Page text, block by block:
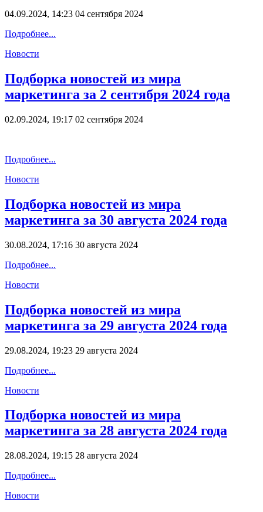
04.09.2024, 14:23 04 сентября 2024
Подробнее...
Новости
Подборка новостей из мира
маркетинга за 2 сентября 2024 года
02.09.2024, 19:17 02 сентября 2024
Подробнее...
Новости
Подборка новостей из мира
маркетинга за 30 августа 2024 года
30.08.2024, 17:16 30 августа 2024
Подробнее...
Новости
Подборка новостей из мира
маркетинга за 29 августа 2024 года
29.08.2024, 19:23 29 августа 2024
Подробнее...
Новости
Подборка новостей из мира
маркетинга за 28 августа 2024 года
28.08.2024, 19:15 28 августа 2024
Подробнее...
Новости